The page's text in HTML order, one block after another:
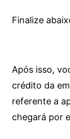
Finalize
Após isso,
crédito da
referente a
chegará por